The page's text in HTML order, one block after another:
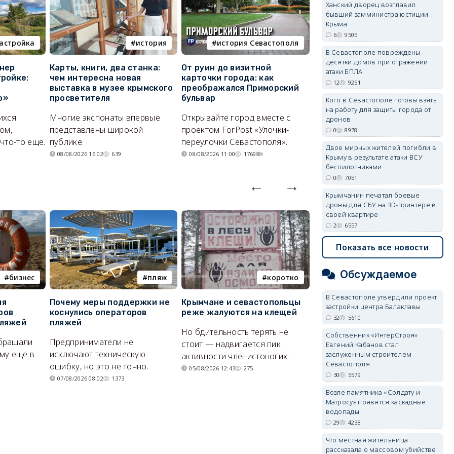
то ещё.
история
Карты, книги, два станка:
чем интересна новая
выставка в музее крымского
просветителя
Многие экспонаты впервые
представлены широкой
публике.
08/08/2026 16:02 639
история Севастополя
От руин до визитной
карточки города: как
преображался Приморский
бульвар
Открывайте город вместе с
проектом ForPost «Улочки-
переулочки Севастополя».
08/08/2026 11:00 1769
недвижимость
Севастополь стал лидером
ЮФО по падению
строительства, но с одним
позитивным нюансом
Кризис ударил по регионам
совершенно по-разному.
бизнес
еще в
пляж
Почему меры поддержки не
коснулись операторов
пляжей
Предприниматели не
исключают техническую
ошибку, но это не точно.
07/08/2026 08:02 1373
коротко
Крымчане и севастопольцы
реже жалуются на клещей
Но бдительность терять не
стоит — надвигается пик
активности членистоногих.
05/08/2026 12:43 275
Балаклава
В Севастополе утвердили
проект застройки центра
Балаклавы
Там появится туристический
квартал с отелями и
парковками.
05/08/2026 08:01
erid: 2SDnjdvhGXG
Ханский дворец возглавил
бывший замминистра юстиции
Крыма
6 9505
В Севастополе повреждены
десятки домов при отражении
атаки БПЛА
12 9251
Кого в Севастополе готовы взять
на работу для защиты города от
дронов
0 8978
Двое мирных жителей погибли в
Крыму в результате атаки ВСУ
беспилотниками
0 7051
Крымчанин печатал боевые
дроны для СБУ на 3D-принтере в
своей квартире
2 6557
Показать все новости
Обсуждаемое
В Севастополе утвердили проект
застройки центра Балаклавы
32 5610
Собственник «ИнтерСтроя»
Евгений Кабанов стал
заслуженным строителем
Севастополя
30 5579
Возле памятника «Солдату и
Матросу» появятся каскадные
водопады
29 4238
Что местная жительница
рассказала о массовом убийстве